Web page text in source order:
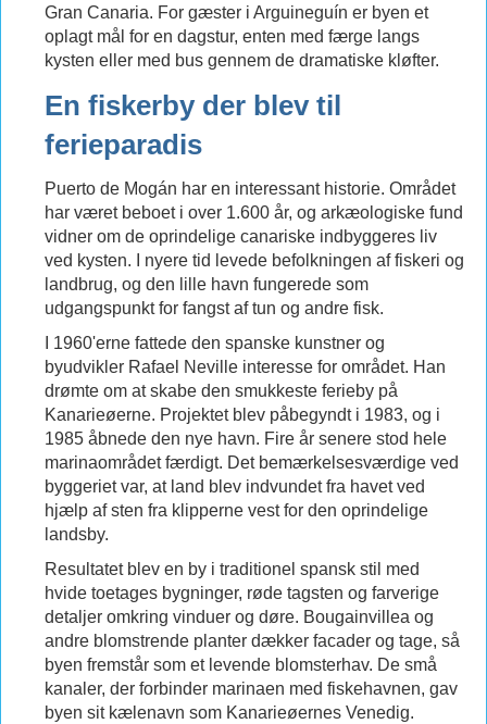
Gran Canaria. For gæster i Arguineguín er byen et
oplagt mål for en dagstur, enten med færge langs
kysten eller med bus gennem de dramatiske kløfter.
En fiskerby der blev til
ferieparadis
Puerto de Mogán har en interessant historie. Området
har været beboet i over 1.600 år, og arkæologiske fund
vidner om de oprindelige canariske indbyggeres liv
ved kysten. I nyere tid levede befolkningen af fiskeri og
landbrug, og den lille havn fungerede som
udgangspunkt for fangst af tun og andre fisk.
I 1960'erne fattede den spanske kunstner og
byudvikler Rafael Neville interesse for området. Han
drømte om at skabe den smukkeste ferieby på
Kanarieøerne. Projektet blev påbegyndt i 1983, og i
1985 åbnede den nye havn. Fire år senere stod hele
marinaområdet færdigt. Det bemærkelsesværdige ved
byggeriet var, at land blev indvundet fra havet ved
hjælp af sten fra klipperne vest for den oprindelige
landsby.
Resultatet blev en by i traditionel spansk stil med
hvide toetages bygninger, røde tagsten og farverige
detaljer omkring vinduer og døre. Bougainvillea og
andre blomstrende planter dækker facader og tage, så
byen fremstår som et levende blomsterhav. De små
kanaler, der forbinder marinaen med fiskehavnen, gav
byen sit kælenavn som Kanarieøernes Venedig.